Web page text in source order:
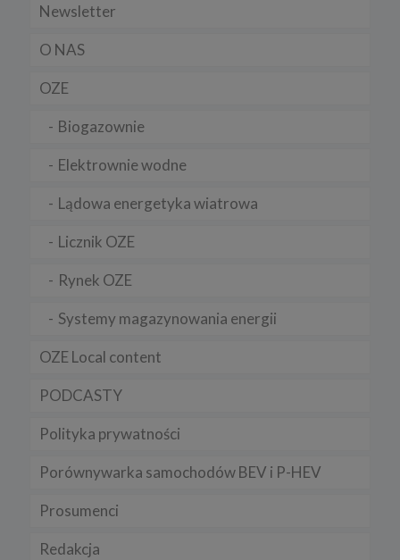
Newsletter
O NAS
OZE
Biogazownie
Elektrownie wodne
Lądowa energetyka wiatrowa
Licznik OZE
Rynek OZE
Systemy magazynowania energii
OZE Local content
PODCASTY
Polityka prywatności
Porównywarka samochodów BEV i P-HEV
Prosumenci
Redakcja